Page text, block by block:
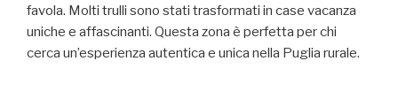
favola. Molti trulli sono stati trasformati in case vacanza
uniche e affascinanti. Questa zona è perfetta per chi
cerca un’esperienza autentica e unica nella Puglia rurale.